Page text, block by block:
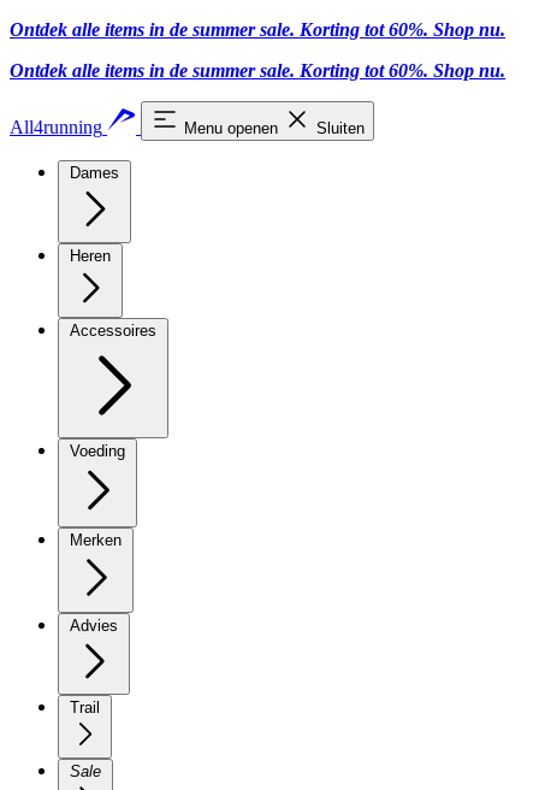
Ontdek alle items in de summer sale. Korting tot 60%. Shop nu.
Ontdek alle items in de summer sale. Korting tot 60%. Shop nu.
All4running Menu openen Sluiten
Dames
Heren
Accessoires
Voeding
Merken
Advies
Trail
Sale